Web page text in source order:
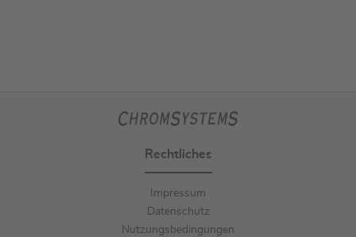
Rechtliches
Impressum
Datenschutz
Nutzungsbedingungen